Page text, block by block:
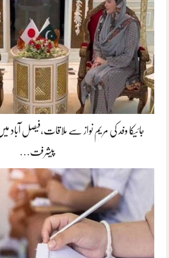
جائیکا وفد کی مریم نواز سے ملاقات،فیصل آباد
پیشرفت…